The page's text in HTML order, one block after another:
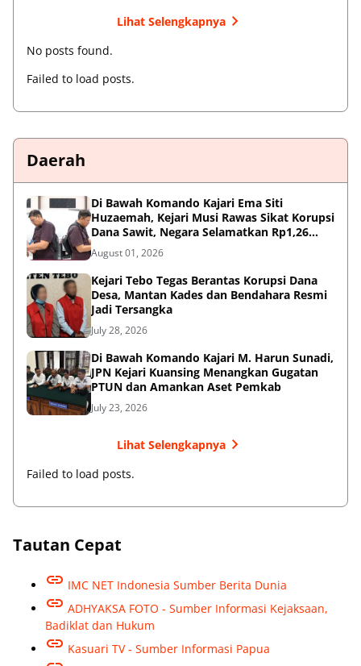
Lihat Selengkapnya
No posts found.
Failed to load posts.
Daerah
Di Bawah Komando Kajari Ema Siti
Huzaemah, Kejari Musi Rawas Sikat Korupsi
Dana Sawit, Negara Selamatkan Rp1,26
Miliar
August 01, 2026
Kejari Tebo Tegas Berantas Korupsi Dana
Desa, Mantan Kades dan Bendahara Resmi
Jadi Tersangka
July 28, 2026
Di Bawah Komando Kajari M. Harun Sunadi,
JPN Kejari Kuansing Menangkan Gugatan
PTUN dan Amankan Aset Pemkab
July 23, 2026
Lihat Selengkapnya
Failed to load posts.
Tautan Cepat
IMC NET Indonesia Sumber Berita Dunia
ADHYAKSA FOTO - Sumber Informasi Kejaksaan,
Badiklat dan Hukum
Kasuari TV - Sumber Informasi Papua